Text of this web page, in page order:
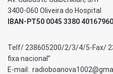
3400-060 Oliveira do Hospital
IBAN-PT50 0045 3380
Telf/ 238605200/2/3/4/5-Fax/
fixa nacional”
E-mail: